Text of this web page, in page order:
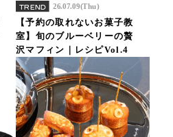
TREND 26.07.09(Thu)
【予約の取れないお菓子教
室】旬のブルーベリーの贅
沢マフィン｜レシピVol.4